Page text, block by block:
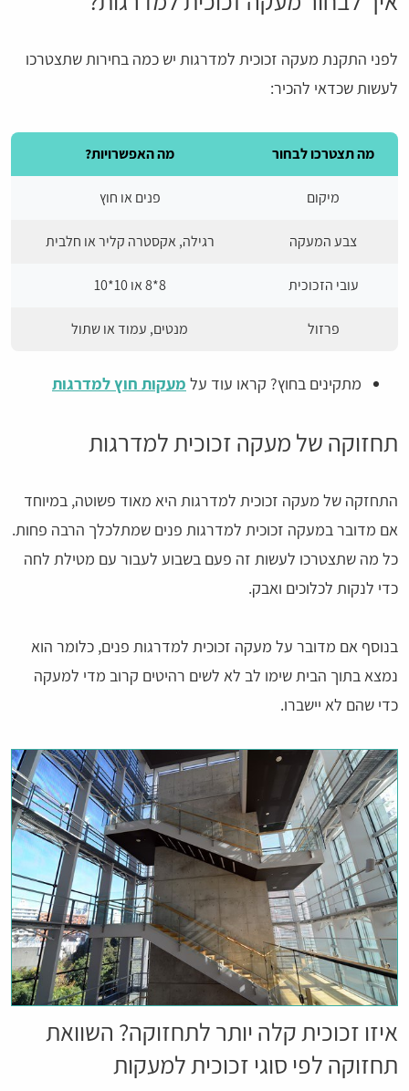
לפני התקנת מעקה זכוכית למדרגות יש כמה בחירות שתצטרכו
לעשות שכדאי להכיר:
מה תצטרכו לבחור מה האפשרויות?
מיקום פנים או חוץ
צבע המעקה רגילה, אקסטרה קליר או חלבית
עובי הזכוכית 8*8 או 10*10
פרזול מנטים, עמוד או שתול
מתקינים בחוץ? קראו עוד על מעקות חוץ למדרגות
תחזוקה של מעקה זכוכית למדרגות
התחזקה של מעקה זכוכית למדרגות היא מאוד פשוטה, במיוחד
אם מדובר במעקה זכוכית למדרגות פנים שמתלכלך הרבה פחות.
כל מה שתצטרכו לעשות זה פעם בשבוע לעבור עם מטילת לחה
כדי לנקות לכלוכים ואבק.
בנוסף אם מדובר על מעקה זכוכית למדרגות פנים, כלומר הוא
נמצא בתוך הבית שימו לב לא לשים רהיטים קרוב מדי למעקה
כדי שהם לא יישברו.
איזו זכוכית קלה יותר לתחזוקה? השוואת
תחזוקה לפי סוגי זכוכית למעקות